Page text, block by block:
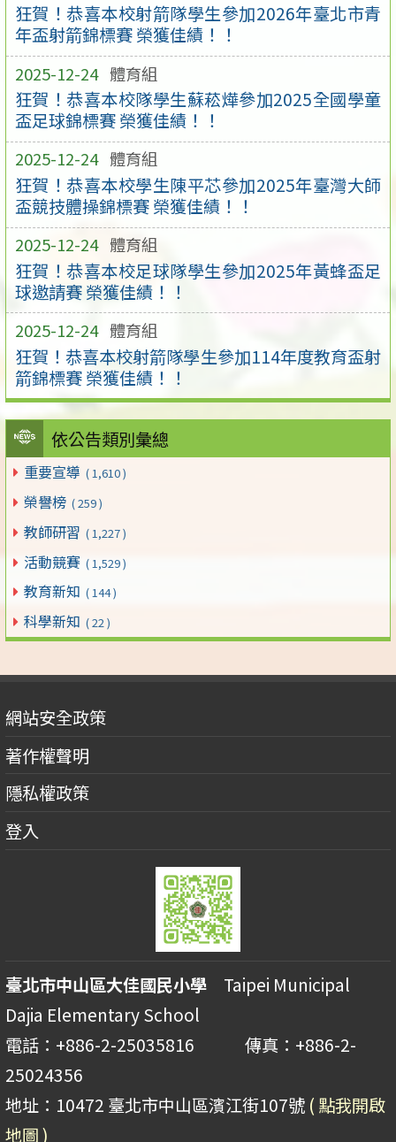
狂賀！恭喜本校射箭隊學生參加2026年臺北市青
年盃射箭錦標賽 榮獲佳績！！
2025-12-24 體育組
狂賀！恭喜本校隊學生蘇菘燁參加2025全國學童
盃足球錦標賽 榮獲佳績！！
2025-12-24 體育組
狂賀！恭喜本校學生陳平芯參加2025年臺灣大師
盃競技體操錦標賽 榮獲佳績！！
2025-12-24 體育組
狂賀！恭喜本校足球隊學生參加2025年黃蜂盃足
球邀請賽 榮獲佳績！！
2025-12-24 體育組
狂賀！恭喜本校射箭隊學生參加114年度教育盃射
箭錦標賽 榮獲佳績！！
依公告類別彙總
重要宣導 ( 1,610 )
榮譽榜 ( 259 )
教師研習 ( 1,227 )
活動競賽 ( 1,529 )
教育新知 ( 144 )
科學新知 ( 22 )
網站安全政策
著作權聲明
隱私權政策
登入
臺北市中山區大佳國民小學 Taipei Municipal
Dajia Elementary School
電話：+886-2-25035816 傳真：+886-2-
25024356
地址：10472 臺北市中山區濱江街107號 ( 點我開啟
地圖 )